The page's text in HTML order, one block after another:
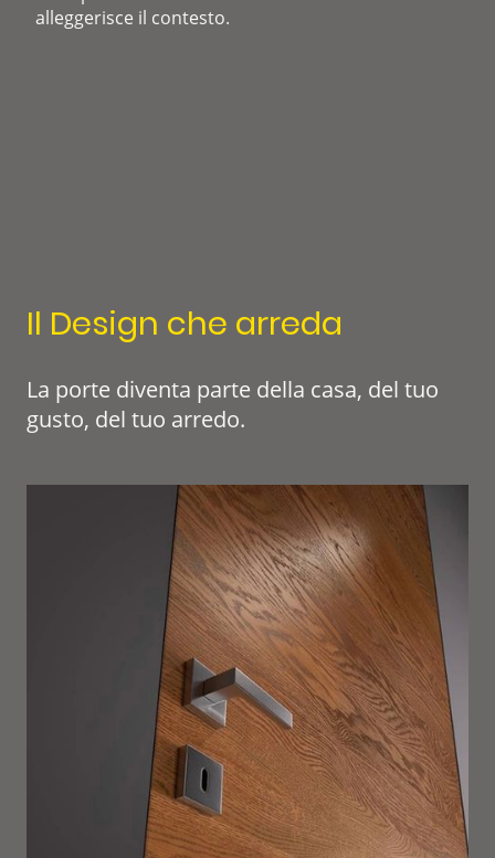
alleggerisce il contesto.
Il Design che arreda
La porte diventa parte della casa, del tuo
gusto, del tuo arredo.